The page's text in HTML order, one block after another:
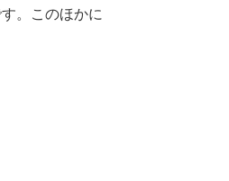
。このほかに